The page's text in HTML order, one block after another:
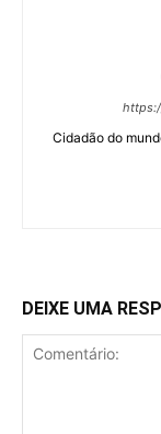
Cidadão do
DEIXE UMA